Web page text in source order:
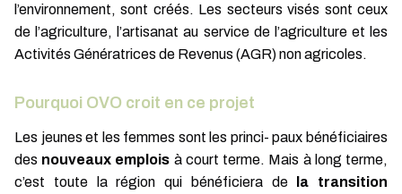
l’environnement, sont créés. Les secteurs visés sont ceux
de l’agriculture, l’artisanat au service de l’agriculture et les
Activités Génératrices de Revenus (AGR) non agricoles.
Pourquoi OVO croit en ce projet
Les jeunes et les femmes sont les princi- paux bénéficiaires
des nouveaux emplois à court terme. Mais à long terme,
c’est toute la région qui bénéficiera de
la transition